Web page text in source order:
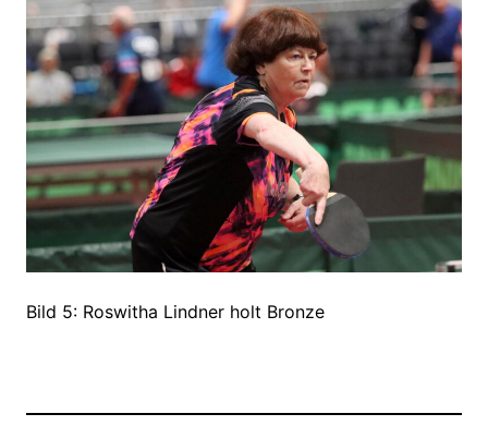
Bild 5: Roswitha Lindner holt Bronze